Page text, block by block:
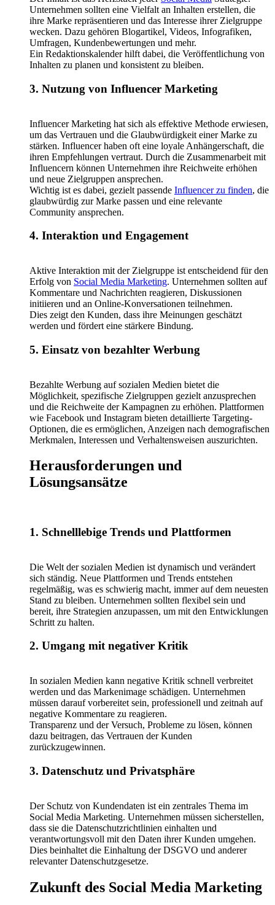
Unternehmen sollten eine Vielfalt an Inhalten erstellen, die
ihre Marke repräsentieren und das Interesse ihrer Zielgruppe
wecken. Dazu gehören Blogartikel, Videos, Infografiken,
Umfragen, Kundenbewertungen und mehr.
Ein Redaktionskalender hilft dabei, die Veröffentlichung von
Inhalten zu planen und konsistent zu bleiben.
3. Nutzung von Influencer Marketing
Influencer Marketing hat sich als effektive Methode erwiesen,
um das Vertrauen und die Glaubwürdigkeit einer Marke zu
stärken. Influencer haben oft eine loyale Anhängerschaft, die
ihren Empfehlungen vertraut. Durch die Zusammenarbeit mit
Influencern können Unternehmen ihre Reichweite erhöhen
und neue Zielgruppen ansprechen.
Wichtig ist es dabei, gezielt passende Influencer zu finden, die
glaubwürdig zur Marke passen und eine relevante
Community ansprechen.
4. Interaktion und Engagement
Aktive Interaktion mit der Zielgruppe ist entscheidend für den
Erfolg von Social Media Marketing. Unternehmen sollten auf
Kommentare und Nachrichten reagieren, Diskussionen
initiieren und an Online-Konversationen teilnehmen.
Dies zeigt den Kunden, dass ihre Meinungen geschätzt
werden und fördert eine stärkere Bindung.
5. Einsatz von bezahlter Werbung
Bezahlte Werbung auf sozialen Medien bietet die
Möglichkeit, spezifische Zielgruppen gezielt anzusprechen
und die Reichweite der Kampagnen zu erhöhen. Plattformen
wie Facebook und Instagram bieten detaillierte Targeting-
Optionen, die es ermöglichen, Anzeigen nach demografischen
Merkmalen, Interessen und Verhaltensweisen auszurichten.
Herausforderungen und
Lösungsansätze
1. Schnelllebige Trends und Plattformen
Die Welt der sozialen Medien ist dynamisch und verändert
sich ständig. Neue Plattformen und Trends entstehen
regelmäßig, was es schwierig macht, immer auf dem neuesten
Stand zu bleiben. Unternehmen sollten flexibel sein und
bereit, ihre Strategien anzupassen, um mit den Entwicklungen
Schritt zu halten.
2. Umgang mit negativer Kritik
In sozialen Medien kann negative Kritik schnell verbreitet
werden und das Markenimage schädigen. Unternehmen
müssen darauf vorbereitet sein, professionell und zeitnah auf
negative Kommentare zu reagieren.
Transparenz und der Versuch, Probleme zu lösen, können
dazu beitragen, das Vertrauen der Kunden
zurückzugewinnen.
3. Datenschutz und Privatsphäre
Der Schutz von Kundendaten ist ein zentrales Thema im
Social Media Marketing. Unternehmen müssen sicherstellen,
dass sie die Datenschutzrichtlinien einhalten und
verantwortungsvoll mit den Daten ihrer Kunden umgehen.
Dies beinhaltet die Einhaltung der DSGVO und anderer
relevanter Datenschutzgesetze.
Zukunft des Social Media Marketing